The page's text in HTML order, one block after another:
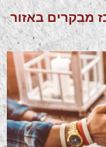
מבקרים באזור